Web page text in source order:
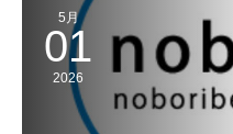
5月
01
2026